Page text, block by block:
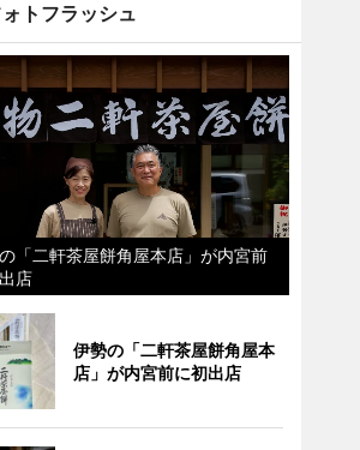
トフラッシュ
「二軒茶屋餅角屋本店」が内宮前
店
伊勢の「二軒茶屋餅角屋本
店」が内宮前に初出店